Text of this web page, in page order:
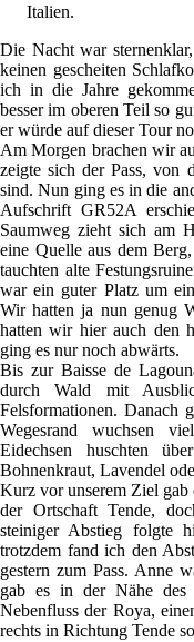
Italien.
Die Nacht war
keinen gescheiten
ich in die Jahre
besser im oberen Teil so
er würde auf dieser Tour
Am Morgen brachen wir
zeigte sich der Pass, von
sind. Nun ging es in die
Aufschrift GR52A
Saumweg zieht sich am
eine Quelle aus dem
tauchten alte
war ein guter Platz um
Wir hatten ja nun genug
hatten wir hier auch den
ging es nur noch abwärts.
Bis zur Baisse de
durch Wald mit
Felsformationen. Danach
Wegesrand wuchsen
Eidechsen huschten
Bohnenkraut, Lavendel
Kurz vor unserem Ziel
der Ortschaft Tende,
steiniger Abstieg folgte
trotzdem fand ich den
gestern zum Pass. Anne
gab es in der Nähe des
Nebenfluss der Roya,
rechts in Richtung Tende